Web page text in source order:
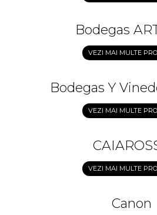
Bodegas
VEZI MAI MULTE
Bodegas Y
VEZI MAI MULTE
VEZI MAI MULTE
Canon